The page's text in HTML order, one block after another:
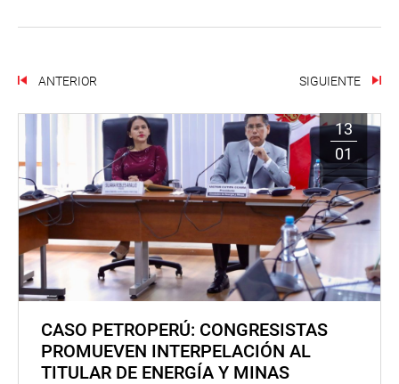
ANTERIOR SIGUIENTE
13
01
CASO PETROPERÚ: CONGRESISTAS
PROMUEVEN INTERPELACIÓN AL
TITULAR DE ENERGÍA Y MINAS